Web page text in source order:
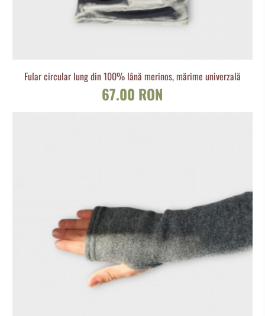
Fular circular lung din 100% lână merinos, mărime univerzală
67.00 RON